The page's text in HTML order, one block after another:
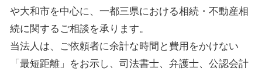
や大和市を中心に、一都三県における相続・不動産相
続に関するご相談を承ります。
当法人は、ご依頼者に余計な時間と費用をかけない
「最短距離」をお示し、司法書士、弁護士、公認会計